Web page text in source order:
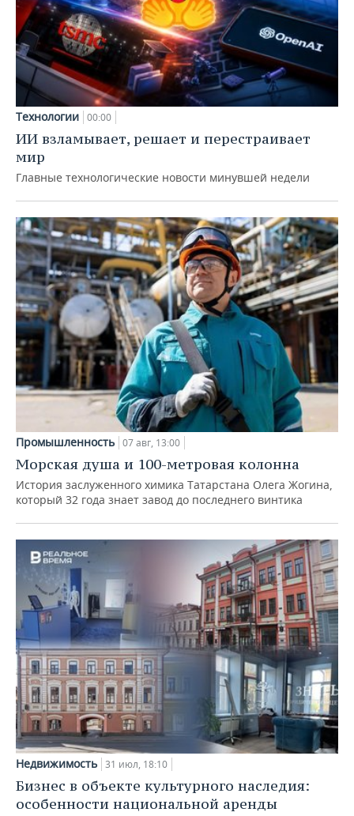
Технологии 00:00
ИИ взламывает, решает и перестраивает
мир
Главные технологические новости минувшей недели
Промышленность 07 авг, 13:00
Морская душа и 100-метровая колонна
История заслуженного химика Татарстана Олега Жогина,
который 32 года знает завод до последнего винтика
Недвижимость 31 июл, 18:10
Бизнес в объекте культурного наследия:
особенности национальной аренды